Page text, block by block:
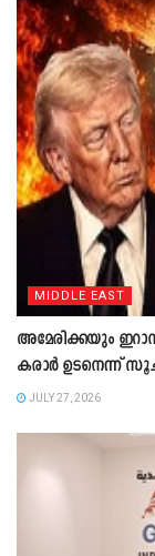
MIDDLE EAST
അമേരിക്കയും
കരാർ ഉടനെന്ന്
JULY 27, 2026